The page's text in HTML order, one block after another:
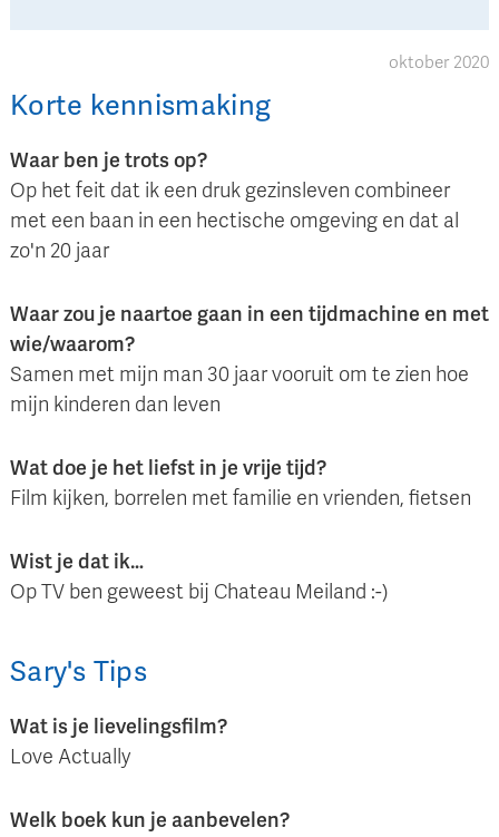
oktober 2020
Korte kennismaking
Waar ben je trots op?
Op het feit dat ik een druk gezinsleven combineer
met een baan in een hectische omgeving en dat al
zo'n 20 jaar
Waar zou je naartoe gaan in een tijdmachine en met
wie/waarom?
Samen met mijn man 30 jaar vooruit om te zien hoe
mijn kinderen dan leven
Wat doe je het liefst in je vrije tijd?
Film kijken, borrelen met familie en vrienden, fietsen
Wist je dat ik…
Op TV ben geweest bij Chateau Meiland :-)
Sary's Tips
Wat is je lievelingsfilm?
Love Actually
Welk boek kun je aanbevelen?